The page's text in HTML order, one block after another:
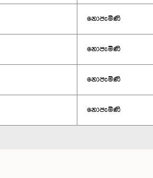
නොපැමිණි
නොපැමිණි
නොපැමිණි
නොපැමිණි